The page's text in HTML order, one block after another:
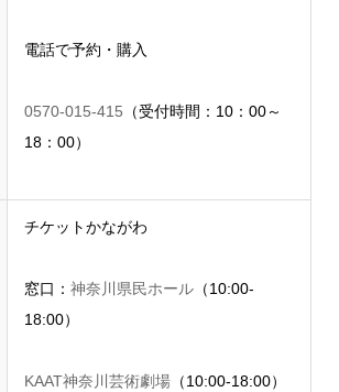
電話で予約・購入
0570-015-415 （受付時間：10：00～
18：00）
チケットかながわ
窓口： 神奈川県民ホール（10:00-
18:00）
KAAT神奈川芸術劇場（10:00-18:00）